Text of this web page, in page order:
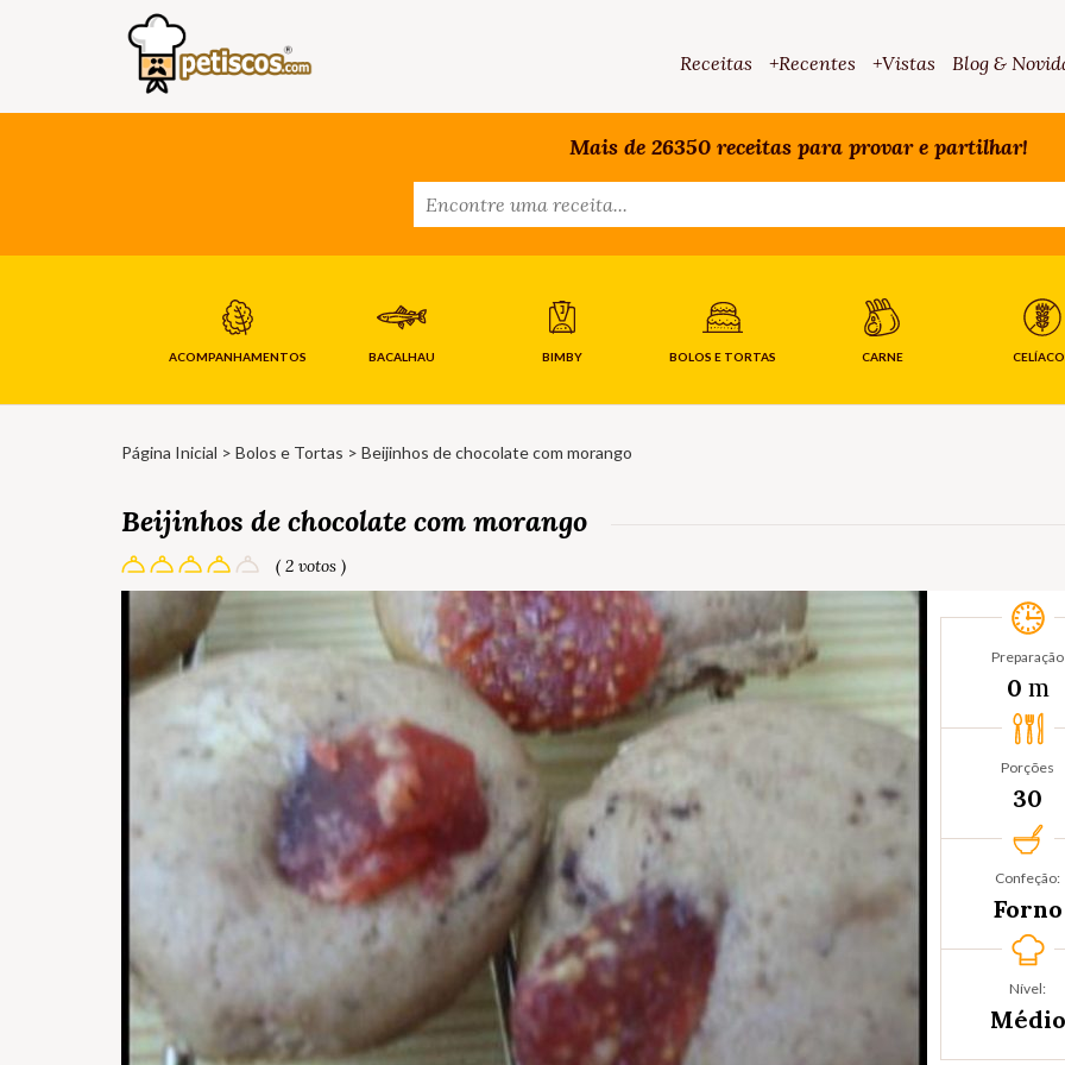
Receitas +Recentes +Vistas Blog &
Mais de 26350 receitas para provar e partilhar!
ACOMPANHAMENTOS BACALHAU BIMBY BOLOS E TORTAS CARNE
Página Inicial > Bolos e Tortas > Beijinhos de chocolate com morango
Beijinhos de chocolate com morango
( 2 votos )
Preparação
0 m
Porções
30
Confeção:
Forno
Nível:
Médio